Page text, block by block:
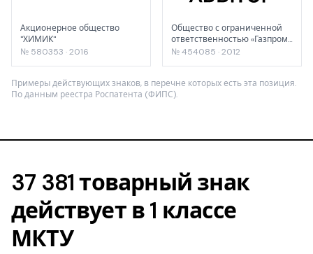
Акционерное общество
"ХИМИК"
№ 580353 · 2016
Общество с ограниченной
ответственностью «Газпром
нефтехим Салават»
№ 454085 · 2012
Примеры действующих знаков, в перечне которых есть эта позиция.
По данным реестра Роспатента (ФИПС).
37 381 товарный знак
действует в 1 классе
МКТУ